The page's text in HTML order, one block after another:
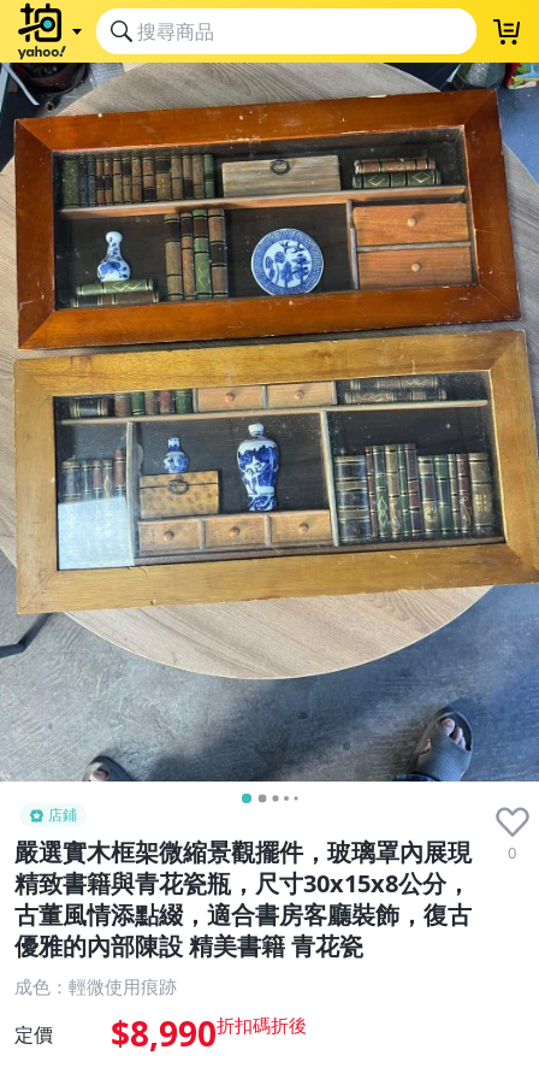
店鋪
嚴選實木框架微縮景觀擺件，玻璃罩內展現
精致書籍與青花瓷瓶，尺寸30x15x8公分，
古董風情添點綴，適合書房客廳裝飾，復古
優雅的內部陳設 精美書籍 青花瓷
0
成色：輕微使用痕跡
定價 $8,990